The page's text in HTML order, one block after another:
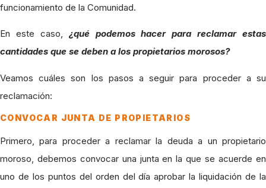
funcionamiento de la Comunidad.
En este caso, ¿qué podemos hacer para reclamar estas
cantidades que se deben a los propietarios morosos?
Veamos cuáles son los pasos a seguir para proceder a su
reclamación:
CONVOCAR JUNTA DE PROPIETARIOS
Primero, para proceder a reclamar la deuda a un propietario
moroso, debemos convocar una junta en la que se acuerde en
uno de los puntos del orden del día aprobar la liquidación de la